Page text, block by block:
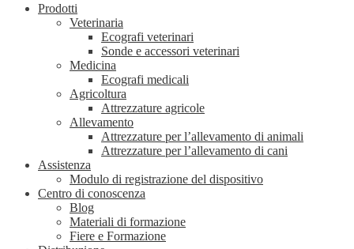
Prodotti
Veterinaria
Ecografi veterinari
Sonde e accessori veterinari
Medicina
Ecografi medicali
Agricoltura
Attrezzature agricole
Allevamento
Attrezzature per l’allevamento di animali
Attrezzature per l’allevamento di cani
Assistenza
Modulo di registrazione del dispositivo
Centro di conoscenza
Blog
Materiali di formazione
Fiere e Formazione